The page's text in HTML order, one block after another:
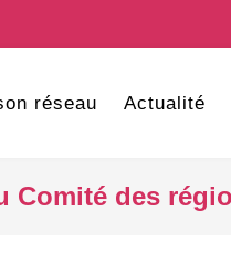
réseau Actualité
des